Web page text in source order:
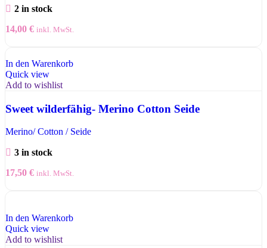
2 in stock
14,00 € inkl. MwSt.
In den Warenkorb
Quick view
Add to wishlist
Sweet wilderfähig- Merino Cotton Seide
Merino/ Cotton / Seide
3 in stock
17,50 € inkl. MwSt.
In den Warenkorb
Quick view
Add to wishlist